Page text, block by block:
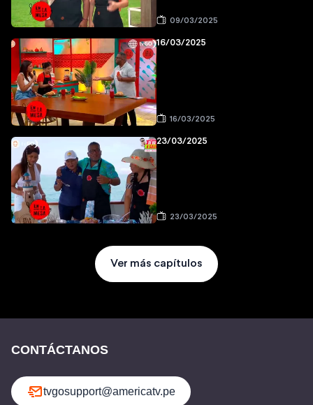
09/03/2025
16/03/2025
16/03/2025
23/03/2025
23/03/2025
Ver más capítulos
CONTÁCTANOS
tvgosupport@americatv.pe